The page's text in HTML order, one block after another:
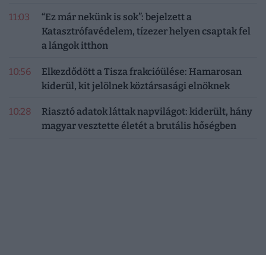
11:03
“Ez már nekünk is sok”: bejelzett a
Katasztrófavédelem, tízezer helyen csaptak fel
a lángok itthon
10:56
Elkezdődött a Tisza frakcióülése: Hamarosan
kiderül, kit jelölnek köztársasági elnöknek
10:28
Riasztó adatok láttak napvilágot: kiderült, hány
magyar vesztette életét a brutális hőségben